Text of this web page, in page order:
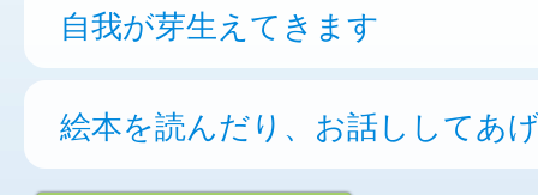
自我が芽生えてきます
絵本を読んだり、お話ししてあ